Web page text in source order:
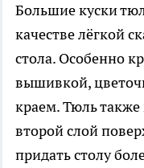
Большие куски
качестве лёгкой
стола. Особенно
вышивкой,
краем. Тюль
второй слой
придать столу